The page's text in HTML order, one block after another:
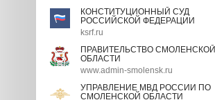
КОНСТИТУЦИОННЫЙ СУД
РОССИЙСКОЙ ФЕДЕРАЦИИ
ksrf.ru
ПРАВИТЕЛЬСТВО СМОЛЕНСКОЙ
ОБЛАСТИ
www.admin-smolensk.ru
УПРАВЛЕНИЕ МВД РОССИИ ПО
СМОЛЕНСКОЙ ОБЛАСТИ